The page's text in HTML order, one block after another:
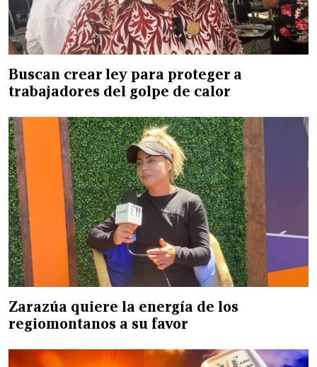
Buscan crear ley para proteger a
trabajadores del golpe de calor
Zarazúa quiere la energía de los
regiomontanos a su favor